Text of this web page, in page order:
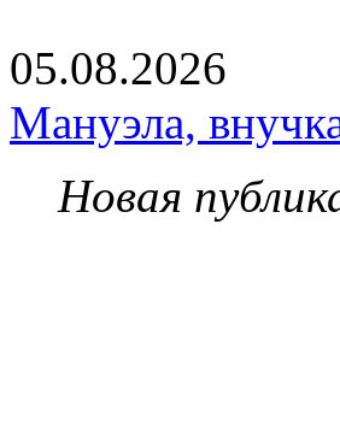
05.08.2026
Мануэла,
Новая